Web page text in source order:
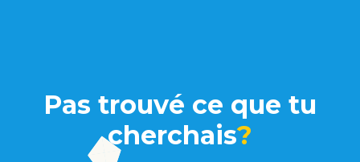
Pas trouvé ce que tu
cherchais?